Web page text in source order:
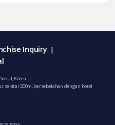
Inquiry |
Korea
sekitar 200m, bersebelahan dengan hotel